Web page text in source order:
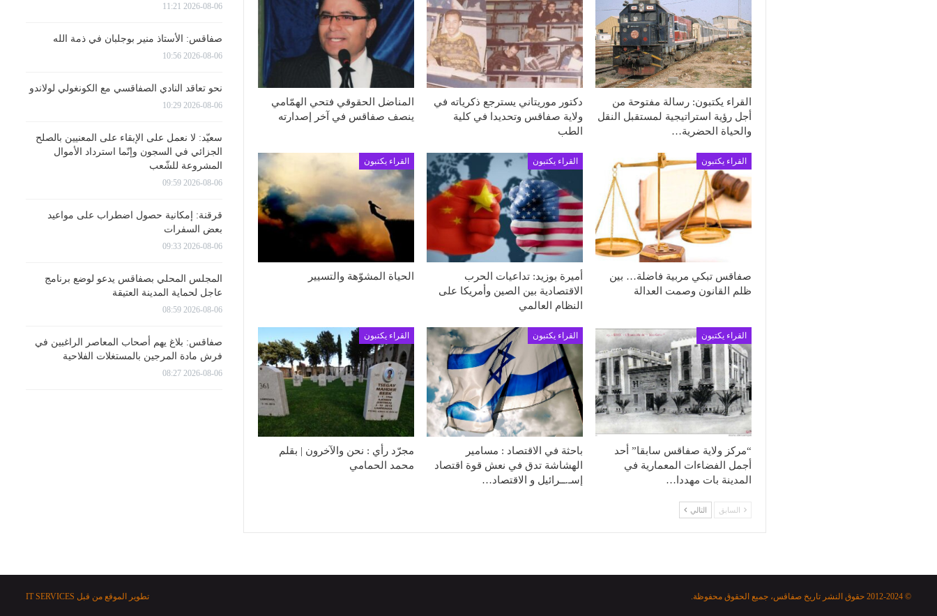
القراء يكتبون: رسالة مفتوحة من
أجل رؤية استراتيجية لمستقبل النقل
والحياة الحضرية…
دكتور موريتاني يسترجع ذكرياته في
ولاية صفاقس وتحديدا في كلية
الطب
المناضل الحقوقي فتحي الهمّامي
ينصف صفاقس في آخر إصدارته
القراء يكتبون
صفاقس تبكي مربية فاضلة… بين
ظلم القانون وصمت العدالة
القراء يكتبون
أميرة بوزيد: تداعيات الحرب
الاقتصادية بين الصين وأمريكا على
النظام العالمي
القراء يكتبون
الحياة المشوّهة والتسيير
القراء يكتبون
“مركز ولاية صفاقس سابقا” أحد
أجمل الفضاءات المعمارية في
المدينة بات مهددا…
القراء يكتبون
باحثة في الاقتصاد : مسامير
الهشاشة تدق في نعش قوة اقتصاد
إسـ.ــرائيل و الاقتصاد…
القراء يكتبون
مجرّد رأي : نحن والآخرون | بقلم
محمد الحمامي
السابق التالي
2026-08-06 11:21
صفاقس: الأستاذ منير بوجلبان في ذمة الله
2026-08-06 10:56
نحو تعاقد النادي الصفاقسي مع الكونغولي لولاندو
2026-08-06 10:29
سعيّد: لا نعمل على الإبقاء على المعنيين بالصلح
الجزائي في السجون وإنّما استرداد الأموال
المشروعة للشّعب
2026-08-06 09:59
قرقنة: إمكانية حصول اضطراب على مواعيد
بعض السفرات
2026-08-06 09:33
المجلس المحلي بصفاقس يدعو لوضع برنامج
عاجل لحماية المدينة العتيقة
2026-08-06 08:59
صفاقس: بلاغ يهم أصحاب المعاصر الراغبين في
فرش مادة المرجين بالمستغلات الفلاحية
2026-08-06 08:27
© 2012-2024 حقوق النشر تاريخ صفاقس، جميع الحقوق محفوظة. تطوير الموقع من قبل IT SERVICES